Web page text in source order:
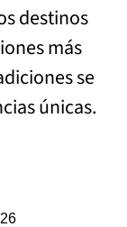
destinos
más
se
únicas.